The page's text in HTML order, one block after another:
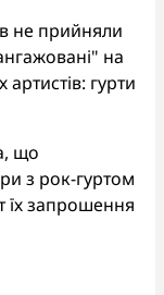
не прийняли
на
гурти
що
з рок-гуртом
їх запрошення